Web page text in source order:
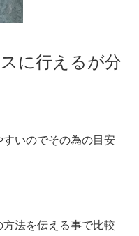
に行えるが分
いのでその為の目安
法を伝える事で比較